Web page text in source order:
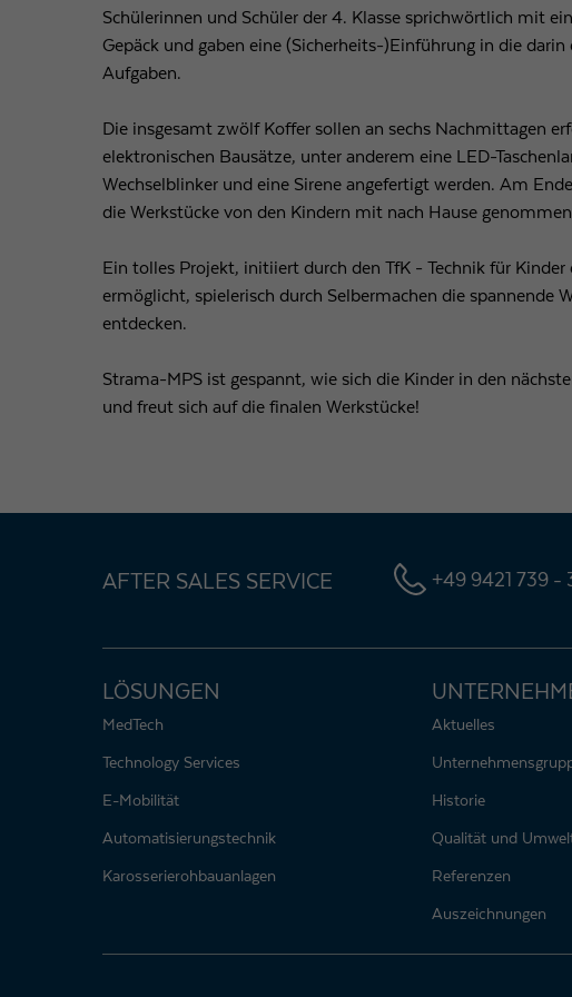
Schülerinnen und Schüler der 4. Klasse sprichwörtlich mit
Gepäck und gaben eine (Sicherheits-)Einführung in die
Aufgaben.
Die insgesamt zwölf Koffer sollen an sechs Nachmittagen
elektronischen Bausätze, unter anderem eine LED-
Wechselblinker und eine Sirene angefertigt werden. Am
die Werkstücke von den Kindern mit nach Hause
Ein tolles Projekt, initiiert durch den TfK - Technik für Kinder
ermöglicht, spielerisch durch Selbermachen die spannende
entdecken.
Strama-MPS ist gespannt, wie sich die Kinder in den
und freut sich auf die finalen Werkstücke!
AFTER SALES SERVICE +49 9421 739 -
LÖSUNGEN
MedTech
Technology Services
E-Mobilität
Automatisierungstechnik
Karosserierohbauanlagen
Aktuelles
Historie
Qualität und
Referenzen
Auszeichnungen
Laufzeit
Name